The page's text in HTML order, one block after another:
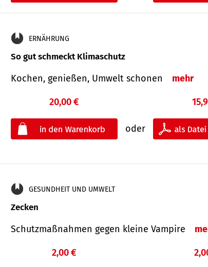
ERNÄHRUNG
So gut schmeckt Klimaschutz
Kochen, genießen, Umwelt schonen mehr
20,00 €
oder
GESUNDHEIT UND UMWELT
Zecken
Schutz­maß­nahmen gegen kleine Vampire
2,00 €